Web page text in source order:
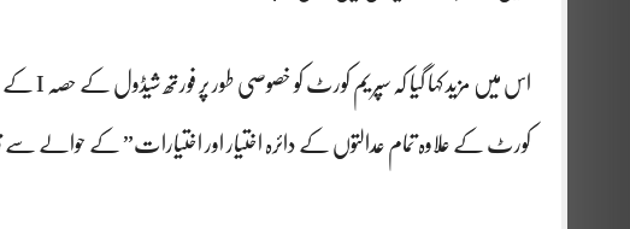
کورٹ کے علاوہ تمام عدالتوں کے دائرہ اختیار اور اختیارات” کے حوالے سے